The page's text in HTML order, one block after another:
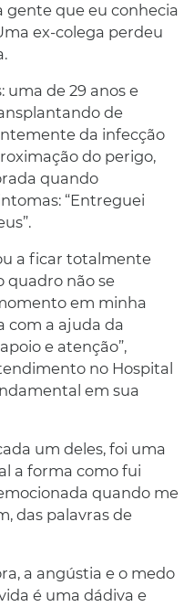
gente que eu conhecia
ex-colega perdeu
uma de 29 anos e
de
da infecção
do perigo,
quando
“Entreguei
a ficar totalmente
quadro não se
em minha
com a ajuda da
e atenção”,
no Hospital
em sua
um deles, foi uma
a forma como fui
quando me
das palavras de
a angústia e o medo
é uma dádiva e